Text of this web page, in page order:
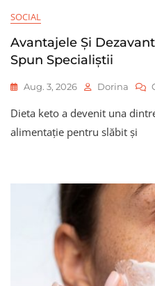
SOCIAL
Avantajele Și
Spun Specialiștii
Aug. 3, 2026 Dorina
Dieta keto a devenit una
alimentație pentru slăbit și